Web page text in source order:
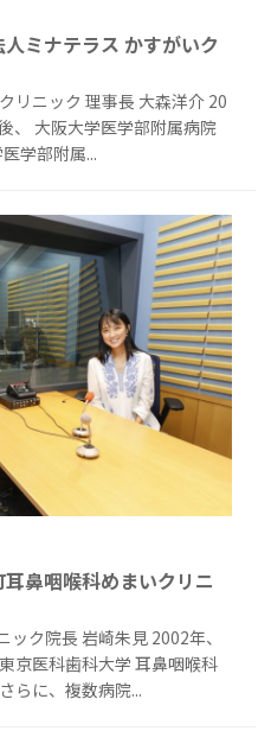
ミナテラス かすがいク
リニック 理事長 大森洋介 20
、 大阪大学医学部附属病院
学部附属...
鼻咽喉科めまいクリニ
ク院長 岩崎朱見 2002年、
京医科歯科大学 耳鼻咽喉科
らに、複数病院...